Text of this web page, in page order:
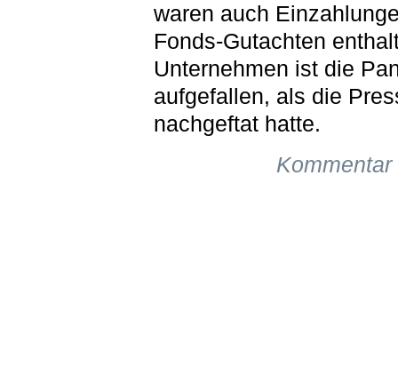
waren auch
Fonds-Gutachten
Unternehmen ist die
aufgefallen, als die
nachgeftat hatte.